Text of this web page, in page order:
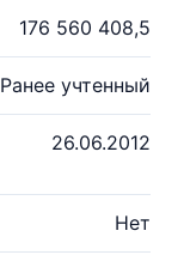
176 560 408,5
Ранее учтенный
26.06.2012
Нет